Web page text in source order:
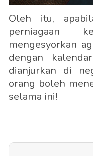
Oleh itu,
perniagaan
mengesyorkan
dengan
dianjurkan di
orang boleh
selama ini!